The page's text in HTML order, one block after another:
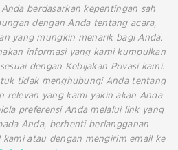
berdasarkan kepentingan sah
dengan Anda tentang acara,
yang mungkin menarik bagi Anda.
informasi yang kami kumpulkan
dengan Kebijakan Privasi kami.
tidak menghubungi Anda tentang
relevan yang kami yakin akan Anda
preferensi Anda melalui link yang
Anda, berhenti berlangganan
atau dengan mengirim email ke